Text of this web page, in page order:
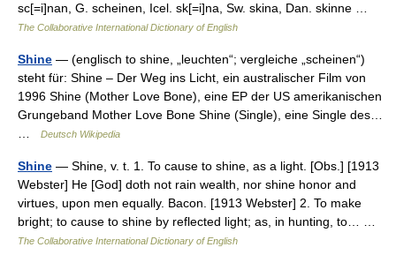
sc[=i]nan, G. scheinen, Icel. sk[=i]na, Sw. skina, Dan. skinne …
The Collaborative International Dictionary of English
Shine — (englisch to shine, „leuchten“; vergleiche „scheinen“)
steht für: Shine – Der Weg ins Licht, ein australischer Film von
1996 Shine (Mother Love Bone), eine EP der US amerikanischen
Grungeband Mother Love Bone Shine (Single), eine Single des…
Deutsch Wikipedia
Shine — Shine, v. t. 1. To cause to shine, as a light. [Obs.] [1913
Webster] He [God] doth not rain wealth, nor shine honor and
virtues, upon men equally. Bacon. [1913 Webster] 2. To make
bright; to cause to shine by reflected light; as, in hunting, to… …
The Collaborative International Dictionary of English